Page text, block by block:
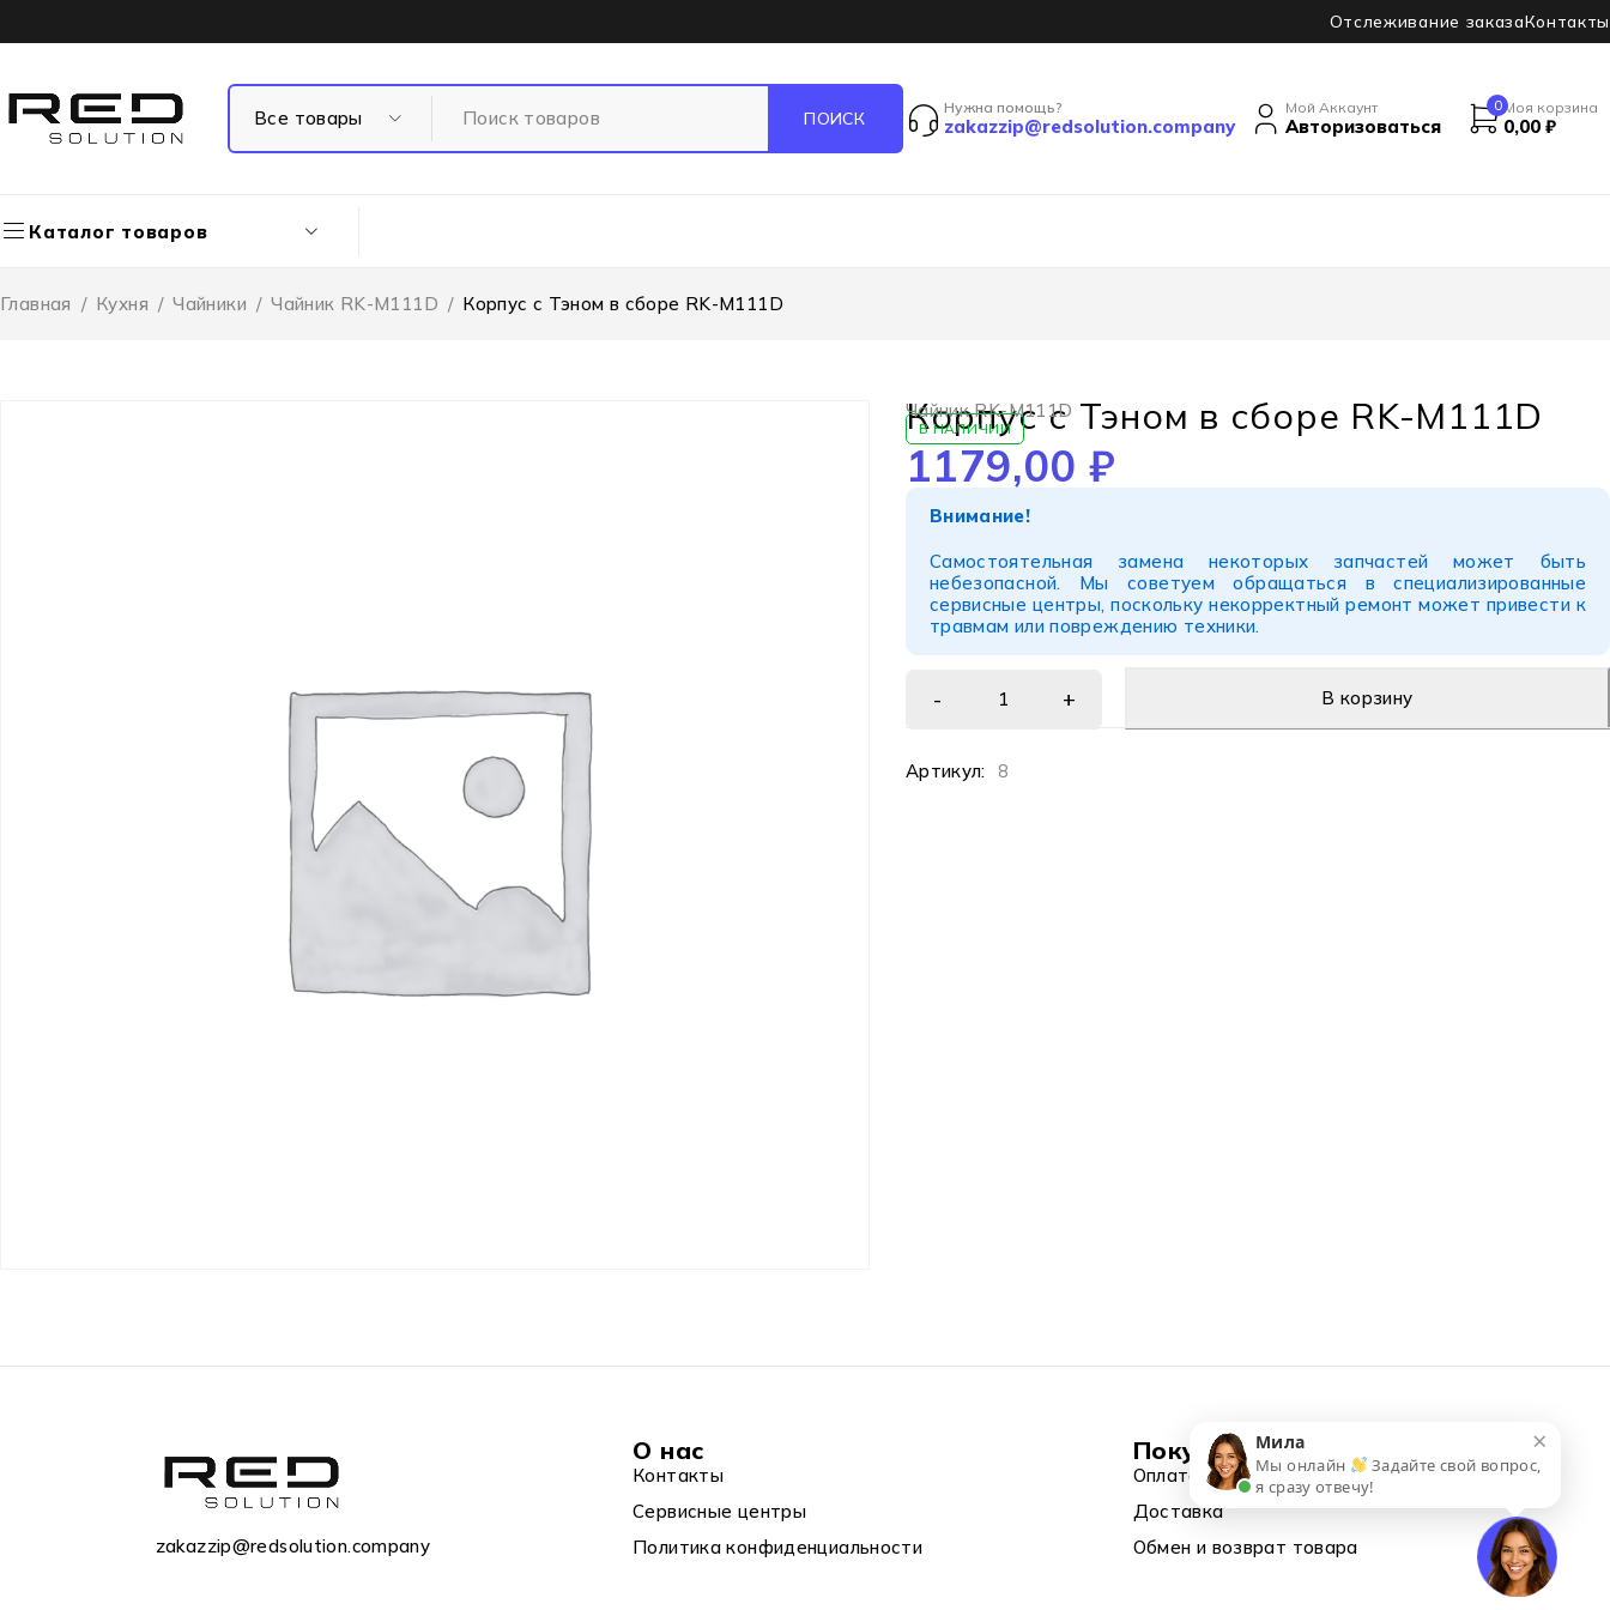
Отслеживание заказаКонтакты
Нужна помощь?
zakazzip@redsolution.company
Мой Аккаунт
Авторизоваться
0 Моя корзина
0,00 ₽
Каталог товаров
Главная / Кухня / Чайники / Чайник RK-M111D / Корпус с Тэном в сборе RK-M111D
Чайник RK-M111D
Корпус с Тэном в сборе RK-M111D
В НАЛИЧИИ
1179,00 ₽
Внимание!
Самостоятельная замена некоторых запчастей может быть
небезопасной. Мы советуем обращаться в специализированные
сервисные центры, поскольку некорректный ремонт может привести к
травмам или повреждению техники.
В корзину
Артикул: 8
zakazzip@redsolution.company
О нас
Контакты
Сервисные центры
Политика конфиденциальности
Покупка
Оплата
Доставка
Обмен и возврат товара
×
Мила
Мы онлайн
Задайте свой вопрос,
я сразу отвечу!